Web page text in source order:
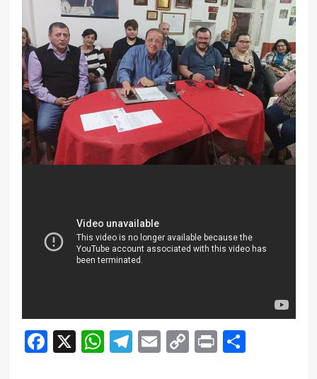
Facebook
X WhatsApp
Telegram
EmailCopy
Print